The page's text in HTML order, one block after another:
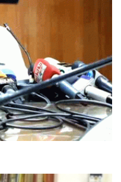
কমিটির কেউ নন: তথ্যমন্ত্রী